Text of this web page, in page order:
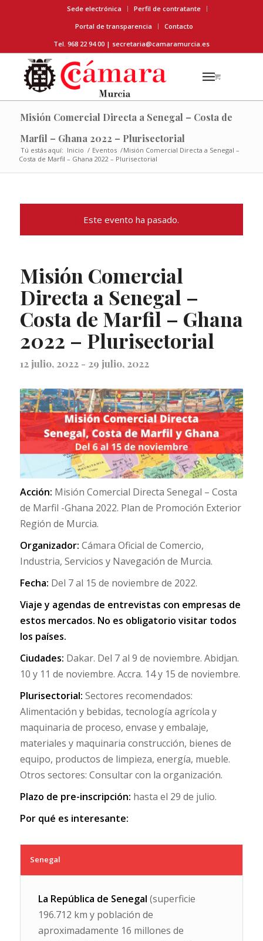
Sede electrónica
Perfil de contratante
Portal de transparencia
Contacto
Tel. 968 22 94 00 | secretaria@camaramurcia.es
Misión Comercial Directa a Senegal – Costa de
Marfil – Ghana 2022 – Plurisectorial
Tú estás aquí: Inicio / Eventos /Misión Comercial Directa a Senegal –
Costa de Marfil – Ghana 2022 – Plurisectorial
Este evento ha pasado.
Misión Comercial
Directa a Senegal –
Costa de Marfil – Ghana
2022 – Plurisectorial
12 julio, 2022- 29 julio, 2022
Acción: Misión Comercial Directa Senegal – Costa
de Marfil -Ghana 2022. Plan de Promoción Exterior
Región de Murcia.
Organizador: Cámara Oficial de Comercio,
Industria, Servicios y Navegación de Murcia.
Fecha: Del 7 al 15 de noviembre de 2022.
Viaje y agendas de entrevistas con empresas de
estos mercados. No es obligatorio visitar todos
los países.
Ciudades: Dakar. Del 7 al 9 de noviembre. Abidjan.
10 y 11 de noviembre. Accra. 14 y 15 de noviembre.
Plurisectorial: Sectores recomendados:
Alimentación y bebidas, tecnología agrícola y
maquinaria de proceso, envase y embalaje,
materiales y maquinaria construcción, bienes de
equipo, productos de limpieza, energía, mueble.
Otros sectores: Consultar con la organización.
Plazo de pre-inscripción: hasta el 29 de julio.
Por qué es interesante:
Senegal
La República de Senegal (superficie
196.712 km y población de
aproximadamente 16 millones de